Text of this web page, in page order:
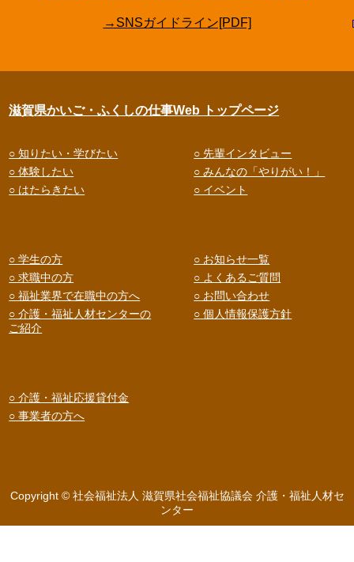
→SNSガイドライン[PDF]
滋賀県かいご・ふくしの仕事Web トップページ
○ 知りたい・学びたい
○ 体験したい
○ はたらきたい
○ 先輩インタビュー
○ みんなの「やりがい！」
○ イベント
○ 学生の方
○ 求職中の方
○ 福祉業界で在職中の方へ
○ 介護・福祉人材センターの
ご紹介
○ お知らせ一覧
○ よくあるご質問
○ お問い合わせ
○ 個人情報保護方針
○ 介護・福祉応援貸付金
○ 事業者の方へ
Copyright © 社会福祉法人 滋賀県社会福祉協議会 介護・福祉人材セ
ンター